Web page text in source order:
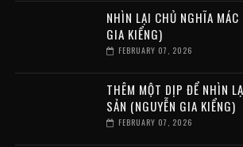
NHÌN LẠI CHỦ NGHĨA MÁC
GIA KIỂNG)
FEBRUARY 07, 2026
THÊM MỘT DỊP ĐỂ NHÌN
SẢN (NGUYỄN GIA KIỂNG)
FEBRUARY 07, 2026